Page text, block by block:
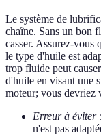
Le système de
chaîne. Sans un bon
casser. Assurez-vous
le type d'huile est
trop fluide peut
d'huile en visant une
moteur; vous devriez
Erreur à éviter :
n'est pas